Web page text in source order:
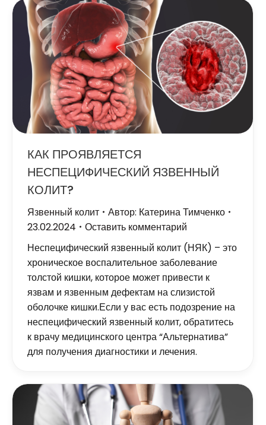
КАК ПРОЯВЛЯЕТСЯ
НЕСПЕЦИФИЧЕСКИЙ ЯЗВЕННЫЙ
КОЛИТ?
Язвенный колит Автор: Катерина Тимченко
23.02.2024
Оставить комментарий
Неспецифический язвенный колит (НЯК) – это
хроническое воспалительное заболевание
толстой кишки, которое может привести к
язвам и язвенным дефектам на слизистой
оболочке кишки.Если у вас есть подозрение на
неспецифический язвенный колит, обратитесь
к врачу медицинского центра “Альтернатива”
для получения диагностики и лечения.